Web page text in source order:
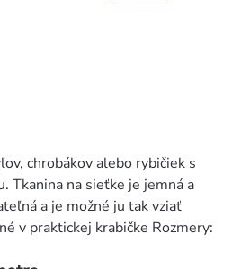
chrobákov alebo rybičiek s
Tkanina na sieťke je jemná a
a je možné ju tak vziať
v praktickej krabičke Rozmery: